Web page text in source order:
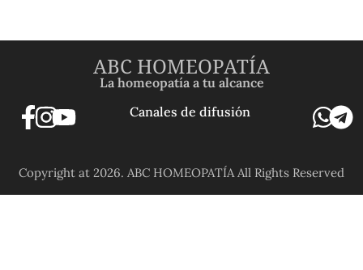
ABC HOMEOPATÍA
La homeopatía a tu alcance
Canales de difusión
Copyright at 2026. ABC HOMEOPATÍA All Rights Reserved